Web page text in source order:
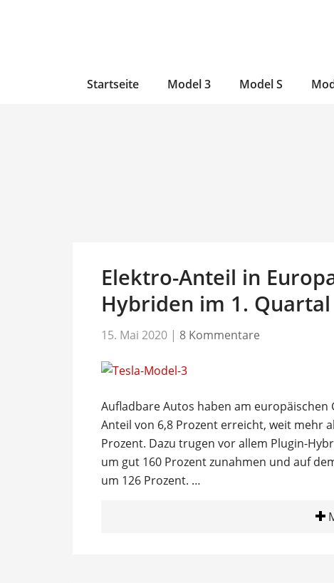
Startseite Model 3 Model S
Elektro-Anteil in
Hybriden im 1.
15. Mai 2020 | 8 Kommentare
Aufladbare Autos haben am
Anteil von 6,8 Prozent erreicht, weit mehr
Prozent. Dazu trugen vor allem Plugin-
um gut 160 Prozent zunahmen und auf
um 126 Prozent. …